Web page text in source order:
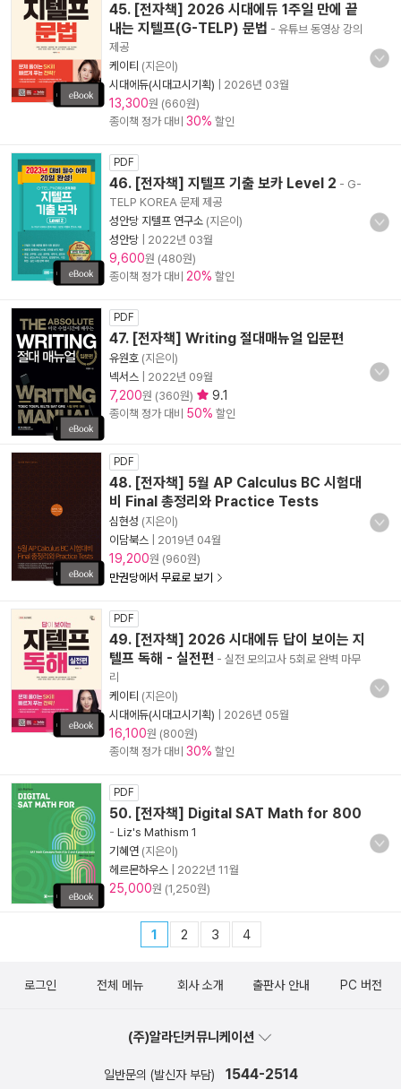
45. [전자책] 2026 시대에듀 1주일 만에 끝
내는 지텔프(G-TELP) 문법 - 유튜브 동영상 강의
제공
케이티 (지은이)
시대에듀(시대고시기획)
2026년 03월
13,300원 (660원)
종이책 정가 대비 30% 할인
PDF
46. [전자책] 지텔프 기출 보카 Level 2 - G-
TELP KOREA 문제 제공
성안당 지텔프 연구소 (지은이)
성안당
2022년 03월
9,600원 (480원)
종이책 정가 대비 20% 할인
PDF
47. [전자책] Writing 절대매뉴얼 입문편
유원호 (지은이)
넥서스
2022년 09월
7,200원 (360원) 9.1
종이책 정가 대비 50% 할인
PDF
48. [전자책] 5월 AP Calculus BC 시험대
비 Final 총정리와 Practice Tests
심현성 (지은이)
이담북스
2019년 04월
19,200원 (960원)
만권당에서 무료로 보기
PDF
49. [전자책] 2026 시대에듀 답이 보이는 지
텔프 독해 - 실전편 - 실전 모의고사 5회로 완벽 마무
리
케이티 (지은이)
시대에듀(시대고시기획)
2026년 05월
16,100원 (800원)
종이책 정가 대비 30% 할인
PDF
50. [전자책] Digital SAT Math for 800
- Liz's Mathism 1
기혜연 (지은이)
헤르몬하우스
2022년 11월
25,000원 (1,250원)
1 2 3 4
로그인 전체 메뉴 회사 소개 출판사 안내 PC 버전
(주)알라딘커뮤니케이션
일반문의 (발신자 부담) 1544-2514